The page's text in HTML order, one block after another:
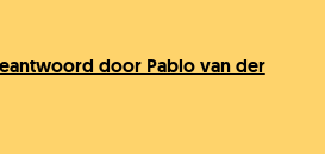
door Pablo van der